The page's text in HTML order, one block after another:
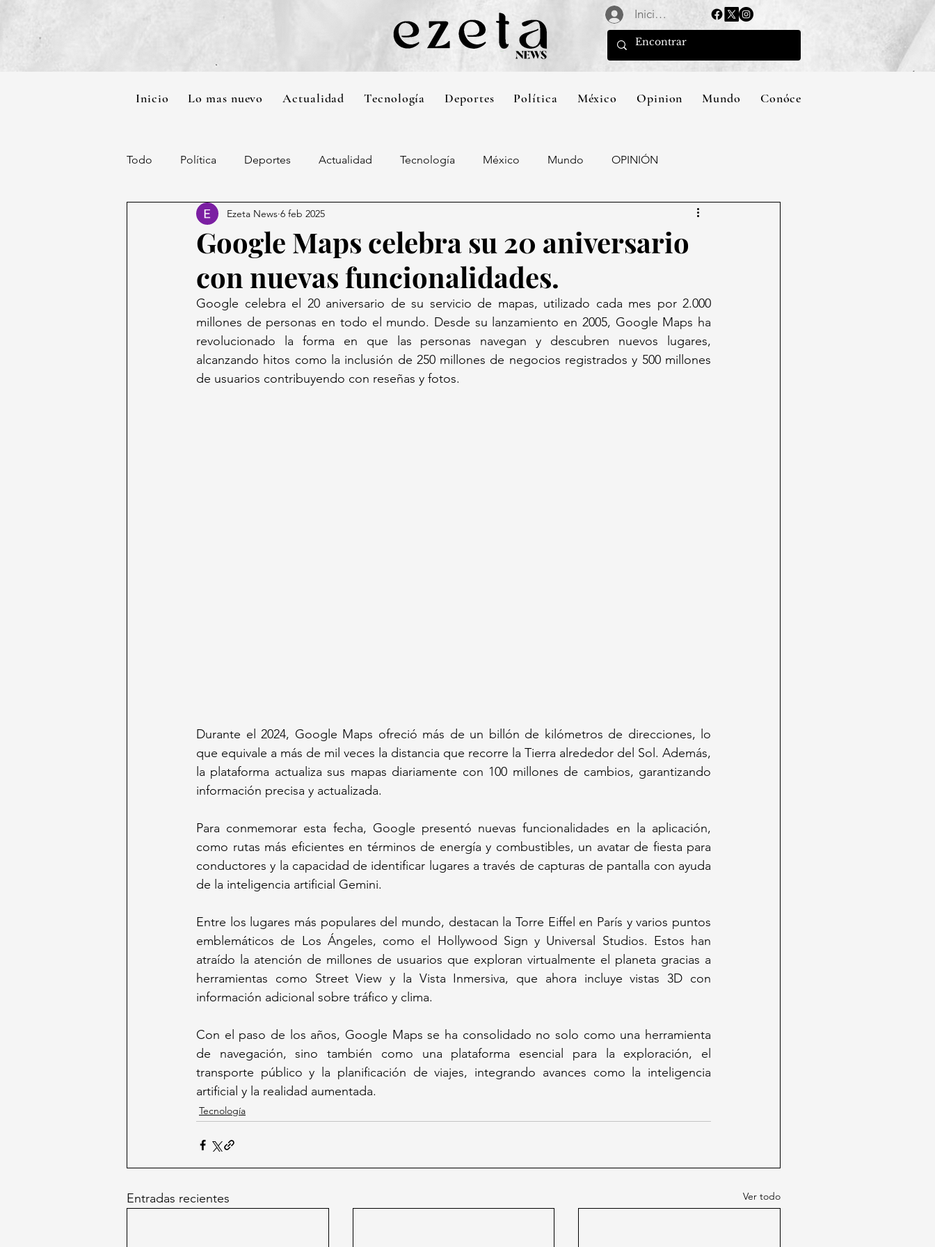
Iniciar sesión
Inicio Lo mas nuevo Actualidad Tecnología Deportes Política México Opinion Mundo Conócenos
Todo Política Deportes Actualidad Tecnología México Mundo OPINIÓN
Google Maps celebra su 20 aniversario
con nuevas funcionalidades.
Ezeta News 6 feb 2025
Google celebra el 20 aniversario de su servicio de mapas, utilizado cada mes por 2.000
millones de personas en todo el mundo. Desde su lanzamiento en 2005, Google Maps ha
revolucionado la forma en que las personas navegan y descubren nuevos lugares,
alcanzando hitos como la inclusión de 250 millones de negocios registrados y 500 millones
de usuarios contribuyendo con reseñas y fotos.
Durante el 2024, Google Maps ofreció más de un billón de kilómetros de direcciones, lo
que equivale a más de mil veces la distancia que recorre la Tierra alrededor del Sol. Además,
la plataforma actualiza sus mapas diariamente con 100 millones de cambios, garantizando
información precisa y actualizada.
Para conmemorar esta fecha, Google presentó nuevas funcionalidades en la aplicación,
como rutas más eficientes en términos de energía y combustibles, un avatar de fiesta para
conductores y la capacidad de identificar lugares a través de capturas de pantalla con ayuda
de la inteligencia artificial Gemini.
Entre los lugares más populares del mundo, destacan la Torre Eiffel en París y varios puntos
emblemáticos de Los Ángeles, como el Hollywood Sign y Universal Studios. Estos han
atraído la atención de millones de usuarios que exploran virtualmente el planeta gracias a
herramientas como Street View y la Vista Inmersiva, que ahora incluye vistas 3D con
información adicional sobre tráfico y clima.
Con el paso de los años, Google Maps se ha consolidado no solo como una herramienta
de navegación, sino también como una plataforma esencial para la exploración, el
transporte público y la planificación de viajes, integrando avances como la inteligencia
artificial y la realidad aumentada.
Tecnología
Entradas recientes Ver todo